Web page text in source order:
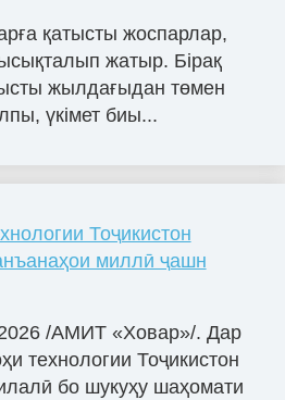
қатысты жоспарлар,
жатыр. Бірақ
жылдағыдан төмен
үкімет биы...
Тоҷикистон
миллӣ ҷашн
/АМИТ «Ховар»/. Дар
технологии Тоҷикистон
бо шукуҳу шаҳомати